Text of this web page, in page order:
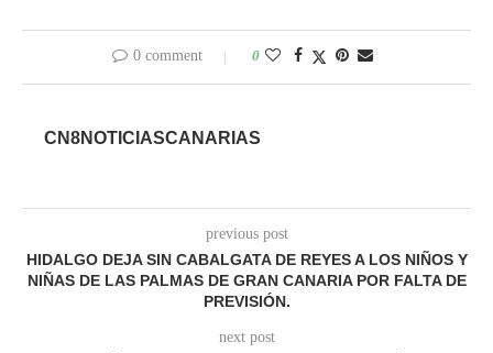
0 comment 0
CN8NOTICIASCANARIAS
previous post
HIDALGO DEJA SIN CABALGATA DE REYES A LOS NIÑOS Y
NIÑAS DE LAS PALMAS DE GRAN CANARIA POR FALTA DE
PREVISIÓN.
next post